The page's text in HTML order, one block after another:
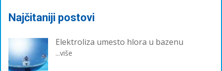
Najčitaniji postovi
Elektroliza umesto hlora u bazenu
...više